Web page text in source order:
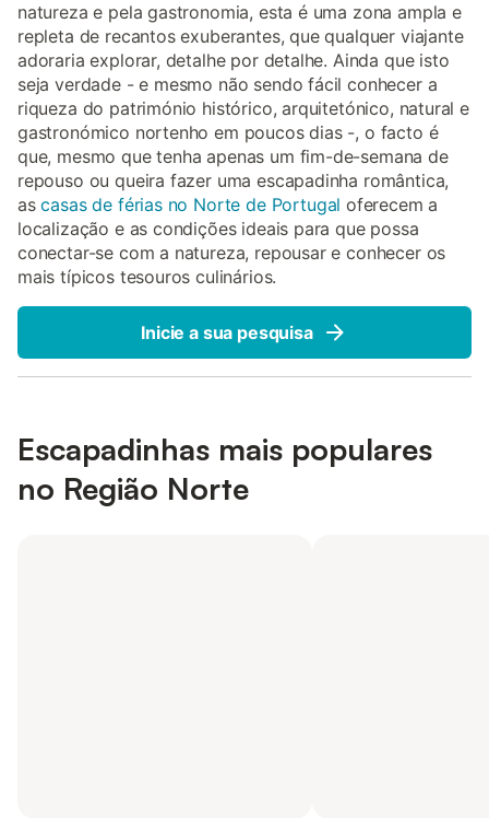
natureza e pela gastronomia, esta é uma zona ampla e
repleta de recantos exuberantes, que qualquer viajante
adoraria explorar, detalhe por detalhe. Ainda que isto
seja verdade - e mesmo não sendo fácil conhecer a
riqueza do património histórico, arquitetónico, natural e
gastronómico nortenho em poucos dias -, o facto é
que, mesmo que tenha apenas um fim-de-semana de
repouso ou queira fazer uma escapadinha romântica,
ascasas de férias no Norte de Portugal oferecem a
localização e as condições ideais para que possa
conectar-se com a natureza, repousar e conhecer os
mais típicos tesouros culinários.
Inicie a sua pesquisa
Escapadinhas mais populares
no Região Norte